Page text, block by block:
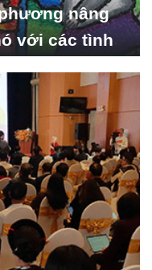
nâng
với các tình